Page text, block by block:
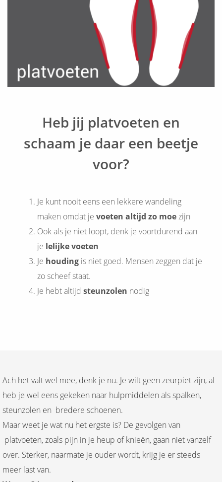
Heb jij platvoeten en
schaam je daar een beetje
voor?
Je kunt nooit eens een lekkere wandeling
maken omdat je voeten altijd zo moezijn
Ook als je niet loopt, denk je voortdurend aan
je lelijke voeten
Je houding is niet goed. Mensen zeggen dat je
zo scheef staat.
Je hebt altijd steunzolen nodig
Ach het valt wel mee, denk je nu. Je wilt geen zeurpiet zijn, al
heb je wel eens gekeken naar hulpmiddelen als spalken,
steunzolen en bredere schoenen.
Maar weet je wat nu het ergste is? De gevolgen van
platvoeten, zoals pijn in je heup of knieën, gaan niet vanzelf
over. Sterker, naarmate je ouder wordt, krijg je er steeds
meer last van.